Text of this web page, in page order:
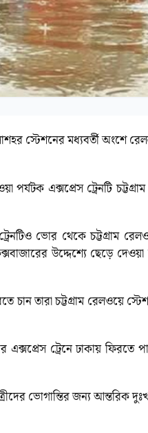
স্টেশনের মধ্যবর্তী অংশে
এক্সপ্রেস ট্রেনটি
ভোর থেকে চট্টগ্রাম
উদ্দেশ্যে ছেড়ে
চান তারা চট্টগ্রাম রেলওয়ে
ট্রেনে ঢাকায় ফিরতে
ভোগান্তির জন্য আন্তরিক